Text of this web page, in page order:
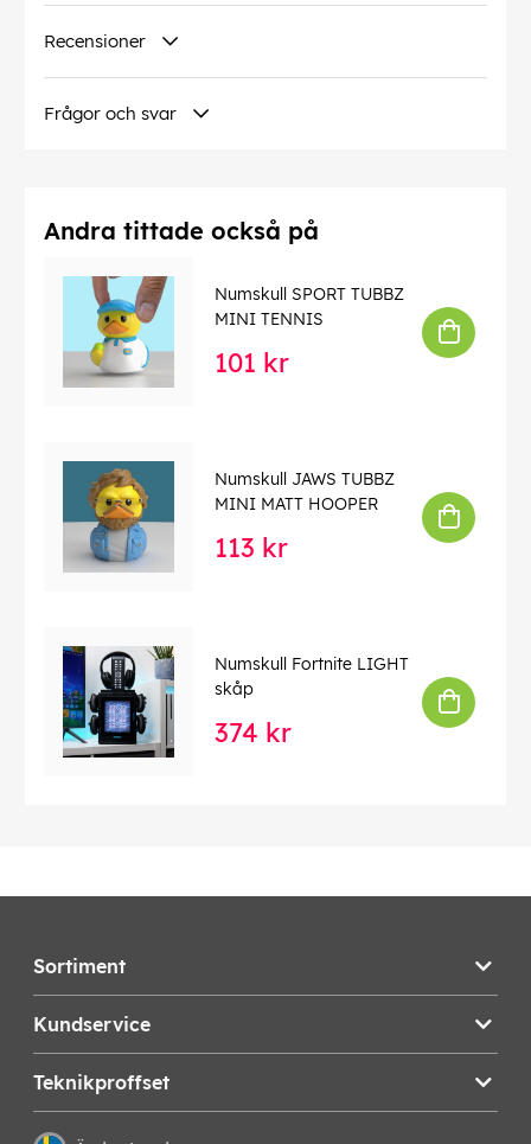
Inspirerat av klassikerna
som Gauntlet och Golden Axe
förekomma.
Recensioner
Frågor och svar
Andra tittade också på
Numskull SPORT TUBBZ
MINI TENNIS
101 kr
Numskull JAWS TUBBZ
MINI MATT HOOPER
113 kr
Numskull Fortnite LIGHT
skåp
374 kr
Sortiment
Kundservice
Teknikproffset